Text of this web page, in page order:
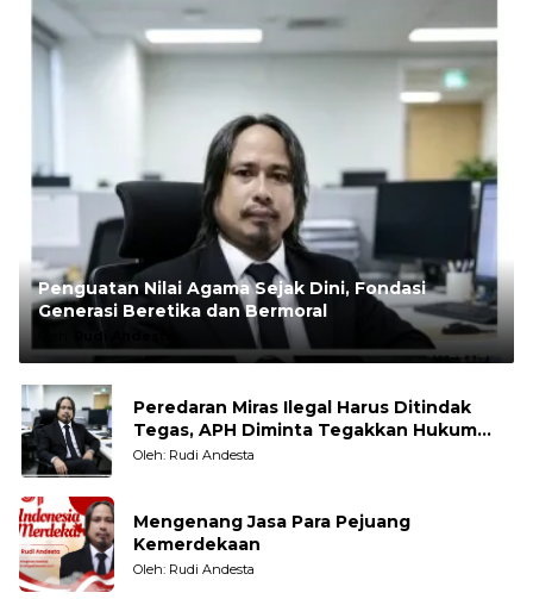
Penguatan Nilai Agama Sejak Dini, Fondasi
Generasi Beretika dan Bermoral
Rudi Andesta
Peredaran Miras Ilegal Harus Ditindak
Tegas, APH Diminta Tegakkan Hukum
Tanpa Pandang Bulu
Oleh: Rudi Andesta
Mengenang Jasa Para Pejuang
Kemerdekaan
Oleh: Rudi Andesta